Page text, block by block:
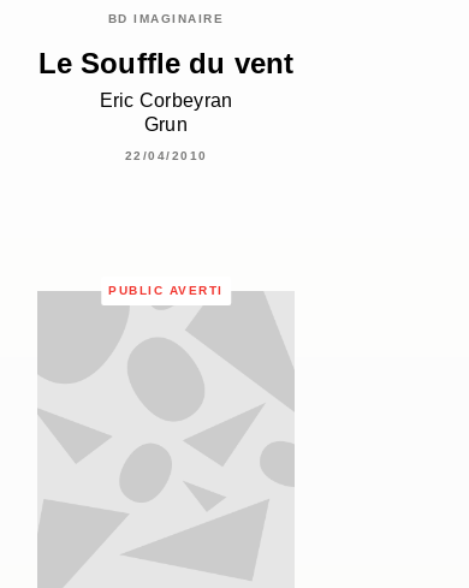
BD IMAGINAIRE
Le Souffle du vent
Eric Corbeyran
Grun
22/04/2010
PUBLIC AVERTI